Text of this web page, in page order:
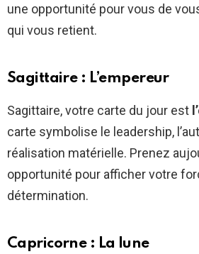
une opportunité pour vous de
qui vous retient.
Sagittaire : L’empereur
Sagittaire, votre carte du jour est
carte symbolise le leadership,
réalisation matérielle. Prenez
opportunité pour afficher votre
détermination.
Capricorne : La lune